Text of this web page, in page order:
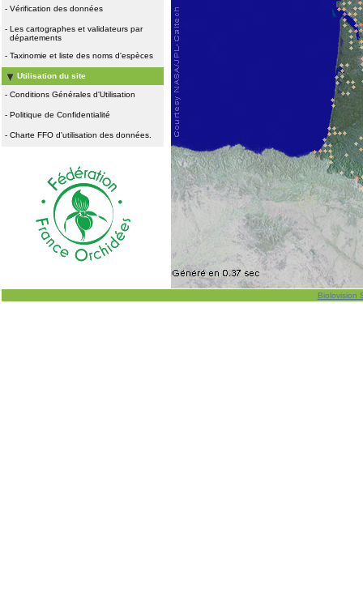
- Vérification des données
- Les cartographes et validateurs par
départements
- Taxinomie et liste des noms d'espèces
Utilisation du site
- Conditions Générales d'Utilisation
- Politique de Confidentialité
- Charte FFO d'utilisation des données.
Biolovision